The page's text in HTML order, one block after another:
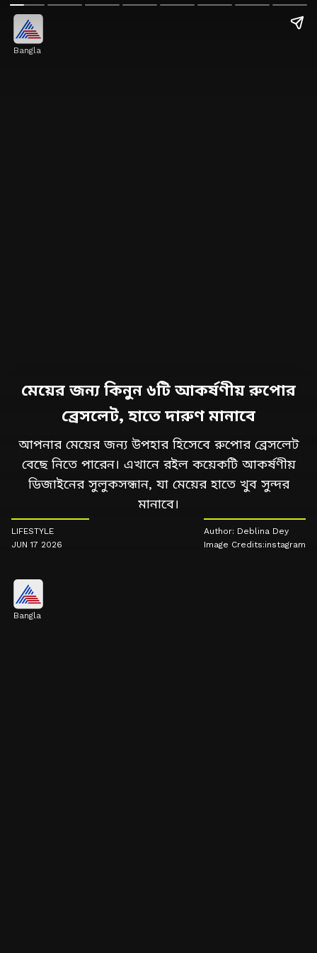
Bangla
মেয়ের জন্য কিনুন ৬টি আকর্ষণীয় রুপোর
ব্রেসলেট, হাতে দারুণ মানাবে
আপনার মেয়ের জন্য উপহার হিসেবে রুপোর ব্রেসলেট
বেছে নিতে পারেন। এখানে রইল কয়েকটি আকর্ষণীয়
ডিজাইনের সুলুকসন্ধান, যা মেয়ের হাতে খুব সুন্দর
মানাবে।
LIFESTYLE
JUN 17 2026
Author: Deblina Dey
Image Credits:instagram
Bangla